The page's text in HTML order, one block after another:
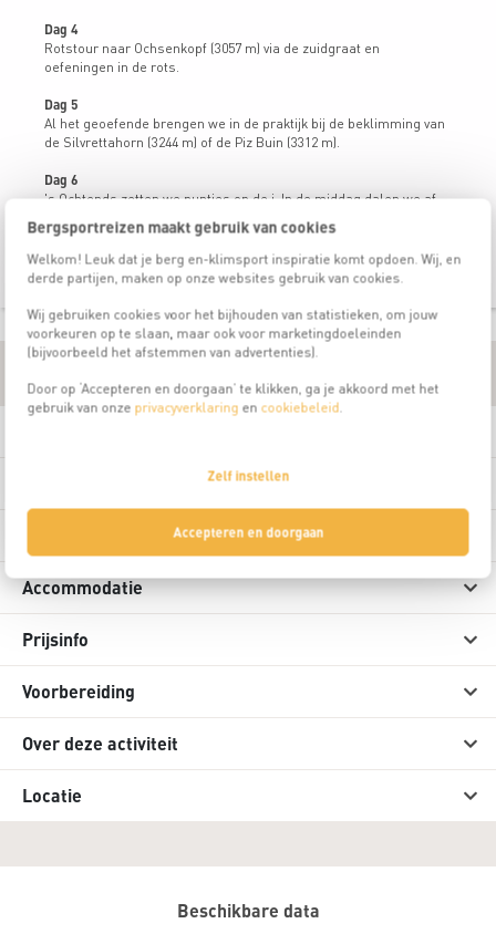
Bergsportreizen maakt gebruik van cookies
Welkom! Leuk dat je berg en-klimsport inspiratie komt opdoen. Wij, en
derde partijen, maken op onze websites gebruik van cookies.
Wij gebruiken cookies voor het bijhouden van statistieken, om jouw
voorkeuren op te slaan, maar ook voor marketingdoeleinden
(bijvoorbeeld het afstemmen van advertenties).
Door op ‘Accepteren en doorgaan’ te klikken, ga je akkoord met het
gebruik van onze privacyverklaring en cookiebeleid.
Zelf instellen
Accepteren en doorgaan
Dag 4
Rotstour naar Ochsenkopf (3057 m) via de zuidgraat en
oefeningen in de rots.
Dag 5
Al het geoefende brengen we in de praktijk bij de beklimming van
de Silvrettahorn (3244 m) of de Piz Buin (3312 m).
Dag 6
's Ochtends zetten we puntjes op de i. In de middag dalen we af
naar de Bielerhöhe.
Vanaf hier nemen we de bus terug naar Galtür.
Accommodatie
Prijsinfo
Voorbereiding
Over deze activiteit
Locatie
Beschikbare data